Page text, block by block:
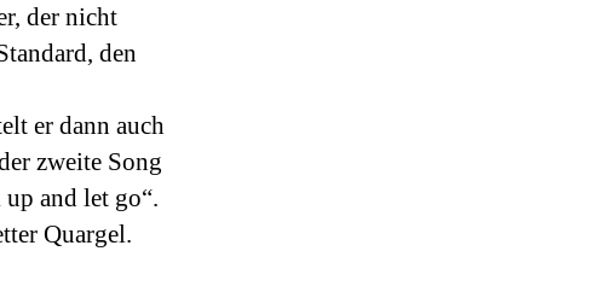
der nicht
den
er dann auch
zweite Song
and let go“.
Quargel.